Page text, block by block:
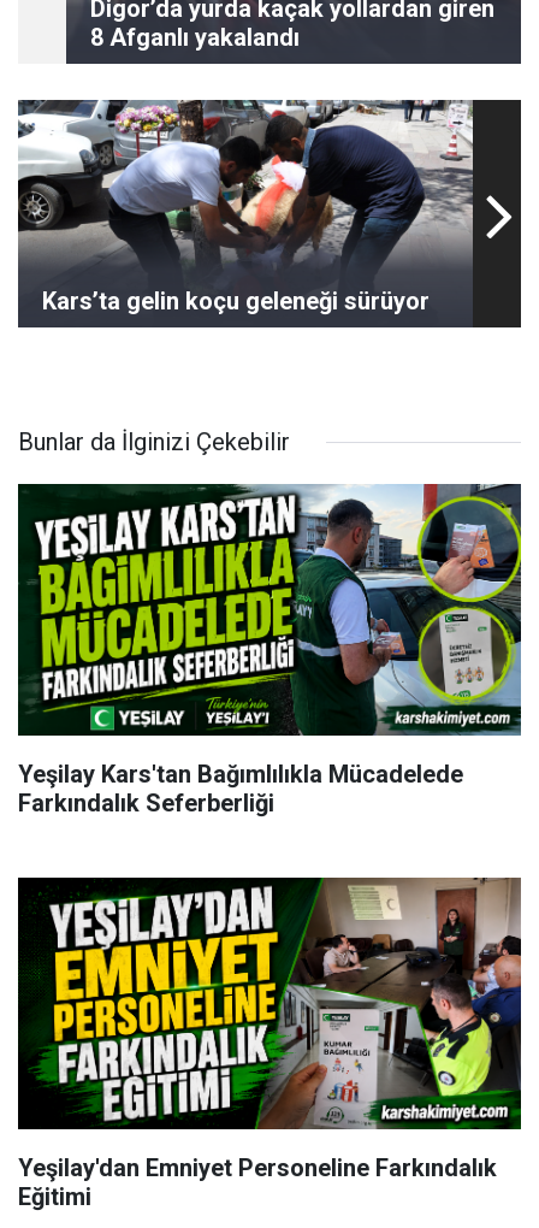
Digor’da yurda kaçak yollardan giren
8 Afganlı yakalandı
Kars’ta gelin koçu geleneği sürüyor
Bunlar da İlginizi Çekebilir
Yeşilay Kars'tan Bağımlılıkla Mücadelede
Farkındalık Seferberliği
Yeşilay'dan Emniyet Personeline Farkındalık
Eğitimi